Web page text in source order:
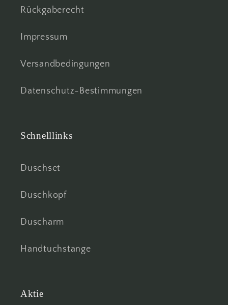
Rückgaberecht
Impressum
Versandbedingungen
Datenschutz-Bestimmungen
Schnelllinks
Duschset
Duschkopf
Duscharm
Handtuchstange
Aktie